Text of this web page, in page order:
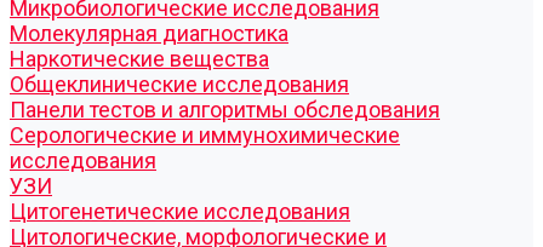
Микробиологические исследования
Молекулярная диагностика
Наркотические вещества
Общеклинические исследования
Панели тестов и алгоритмы обследования
Серологические и иммунохимические
исследования
УЗИ
Цитогенетические исследования
Цитологические, морфологические и